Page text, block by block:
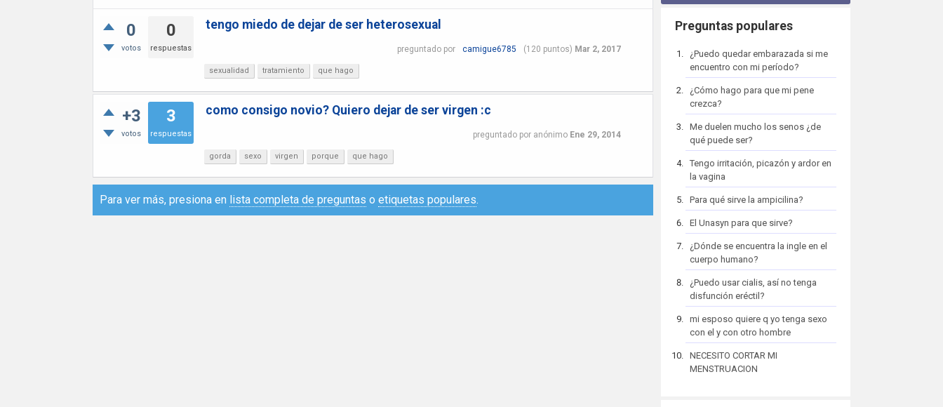
0
votos
0
respuestas
tengo miedo de dejar de ser heterosexual
preguntado por camigue6785 (120 puntos) Mar 2, 2017
sexualidad tratamiento que hago
+3
votos
3
respuestas
como consigo novio? Quiero dejar de ser virgen :c
preguntado por anónimo Ene 29, 2014
gorda sexo virgen porque que hago
Para ver más, presiona en lista completa de preguntas o etiquetas populares.
Preguntas populares
¿Puedo quedar embarazada si me
encuentro con mi período?
¿Cómo hago para que mi pene
crezca?
Me duelen mucho los senos ¿de
qué puede ser?
Tengo irritación, picazón y ardor en
la vagina
Para qué sirve la ampicilina?
El Unasyn para que sirve?
¿Dónde se encuentra la ingle en el
cuerpo humano?
¿Puedo usar cialis, así no tenga
disfunción eréctil?
mi esposo quiere q yo tenga sexo
con el y con otro hombre
NECESITO CORTAR MI
MENSTRUACION